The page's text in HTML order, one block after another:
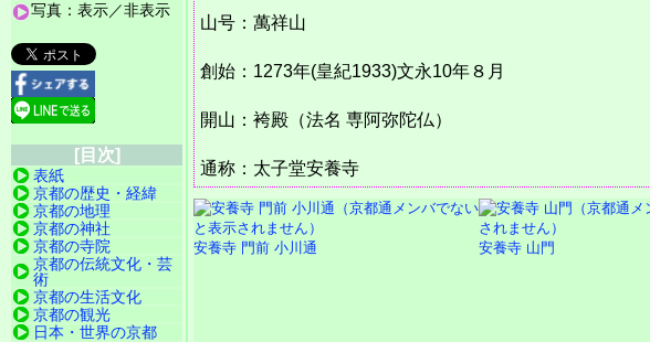
山号：萬祥山
創始：1273年(皇紀1933)文永10年８月
開山：袴殿（法名 専阿弥陀仏）
通称：太子堂安養寺
安養寺 門前 小川通 安養寺 山門
写真：表示／非表示
[目次]
表紙
京都の歴史・経緯
京都の地理
京都の神社
京都の寺院
京都の伝統文化・芸
術
京都の生活文化
京都の観光
日本・世界の京都